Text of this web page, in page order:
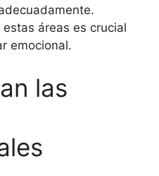
áreas es crucial
emocional.
las